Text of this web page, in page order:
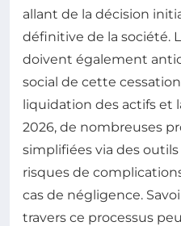
allant de la décision
définitive de la société.
doivent également
social de cette
liquidation des actifs et
2026, de nombreuses
simplifiées via des
risques de
cas de négligence.
travers ce processus